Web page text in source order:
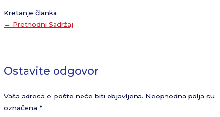
Kretanje članka
← Prethodni Sadržaj
Ostavite odgovor
Vaša adresa e-pošte neće biti objavljena. Neophodna polja su
označena *